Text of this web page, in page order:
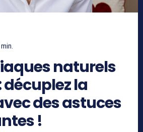
min.
naturels
décuplez la
des astuces
!